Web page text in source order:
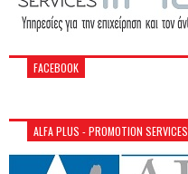
FACEBOOK
ALFA PLUS - PROMOTION SERVICES